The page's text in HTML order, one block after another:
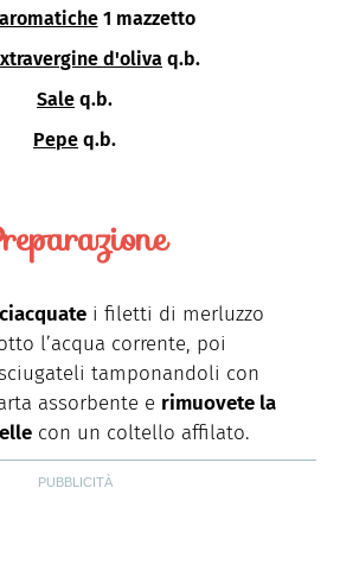
1 mazzetto
d'oliva q.b.
Sale q.b.
Pepe q.b.
i filetti di merluzzo
l’acqua corrente, poi
tamponandoli con
assorbente e rimuovete la
con un coltello affilato.